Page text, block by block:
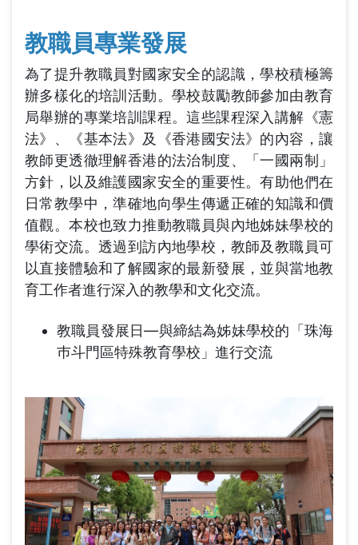
教職員專業發展
為了提升教職員對國家安全的認識，學校積極籌
辦多樣化的培訓活動。學校鼓勵教師參加由教育
局舉辦的專業培訓課程。這些課程深入講解《憲
法》、《基本法》及《香港國安法》的內容，讓
教師更透徹理解香港的法治制度、「一國兩制」
方針，以及維護國家安全的重要性。有助他們在
日常教學中，準確地向學生傳遞正確的知識和價
值觀。本校也致力推動教職員與內地姊妹學校的
學術交流。透過到訪內地學校，教師及教職員可
以直接體驗和了解國家的最新發展，並與當地教
育工作者進行深入的教學和文化交流。
教職員發展日—與締結為姊妹學校的「珠海
巿斗門區特殊教育學校」進行交流